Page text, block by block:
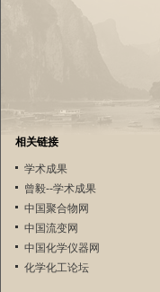
相关链接
学术成果
曾毅--学术成果
中国聚合物网
中国流变网
中国化学仪器网
化学化工论坛